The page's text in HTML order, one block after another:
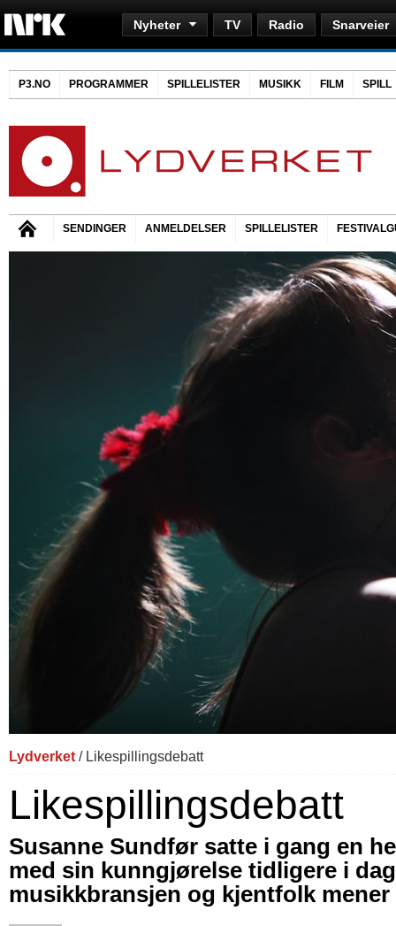
Nyheter TV Radio Snarveier
P3.NO PROGRAMMER SPILLELISTER MUSIKK FILM SPILL
SENDINGER ANMELDELSER SPILLELISTER
Lydverket / Likespillingsdebatt
Likespillingsdebatt
Susanne Sundfør satte i gang en
med sin kunngjørelse tidligere i
musikkbransjen og kjentfolk mener